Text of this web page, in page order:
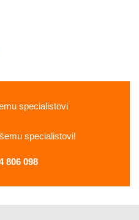
specialistovi!
806 098